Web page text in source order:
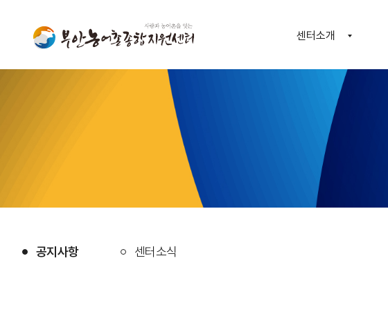
센터소개
공지사항 센터소식